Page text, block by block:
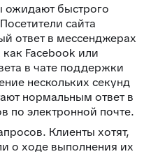
ожидают быстрого
сайта
ответ в мессенджерах
Facebook или
в чате поддержки
нескольких секунд
нормальным ответ в
по электронной почте.
Клиенты хотят,
о ходе выполнения их